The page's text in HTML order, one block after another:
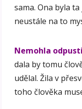
sama. Ona byla
neustále na to
Nemohla
dala by tomu
udělal. Žila v
toho člověka